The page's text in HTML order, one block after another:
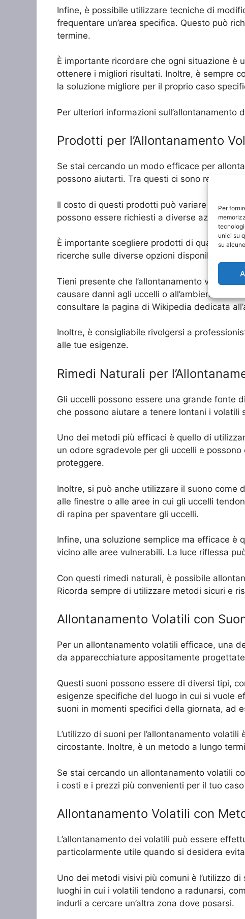
Per
unici su
su
Infine, è possibile utilizzare tecniche di
frequentare un’area specifica. Questo può
termine.
È importante ricordare che ogni situazione è
ottenere i migliori risultati. Inoltre, è sempre
la soluzione migliore per il proprio caso
Per ulteriori informazioni
Prodotti per l’Allontanamento
Se stai cercando un modo efficace per
possono aiutarti. Tra questi ci sono
Il costo di questi prodotti può variare a
possono essere richiesti a diverse aziende
È importante scegliere prodotti di qualità per
ricerche sulle diverse opzioni disponibili prima
Tieni presente che l’allontanamento volatili
causare danni agli uccelli o all’ambiente
consultare la pagina di Wikipedia dedicata
Inoltre, è consigliabile rivolgersi a
alle tue esigenze.
Rimedi Naturali per
Gli uccelli possono essere una grande fonte
che possono aiutare a tenere lontani i volatili
Uno dei metodi più efficaci è quello di
un odore sgradevole per gli uccelli e
proteggere.
Inoltre, si può anche utilizzare il suono come
alle finestre o alle aree in cui gli uccelli
di rapina per spaventare gli uccelli.
Infine, una soluzione semplice ma efficace è
vicino alle aree vulnerabili. La luce riflessa
Con questi rimedi naturali, è possibile
Ricorda sempre di utilizzare metodi sicuri e
Allontanamento Volatili con
Per un allontanamento volatili efficace, una
da apparecchiature appositamente
Questi suoni possono essere di diversi tipi,
esigenze specifiche del luogo in cui si vuole
suoni in momenti specifici della giornata, ad
L’utilizzo di suoni per l’allontanamento
circostante. Inoltre, è un metodo a lungo
Se stai cercando un allontanamento volatili
i costi e i prezzi più convenienti per il tuo
Allontanamento Volatili con
L’allontanamento dei volatili può essere
particolarmente utile quando si desidera
Uno dei metodi visivi più comuni è l’utilizzo
luoghi in cui i volatili tendono a radunarsi,
indurli a cercare un’altra zona dove posarsi.